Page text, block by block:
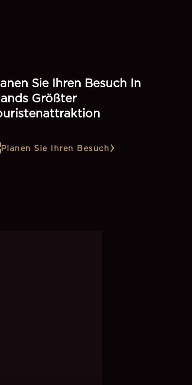
Sie Ihren Besuch In
Größter
Planen Sie Ihren Besuch